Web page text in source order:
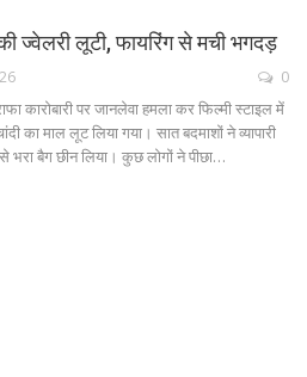
ज्वेलरी लूटी, फायरिंग से मची भगदड़
0
कारोबारी पर जानलेवा हमला कर फिल्मी स्टाइल में
का माल लूट लिया गया। सात बदमाशों ने व्यापारी
बैग छीन लिया। कुछ लोगों ने पीछा…